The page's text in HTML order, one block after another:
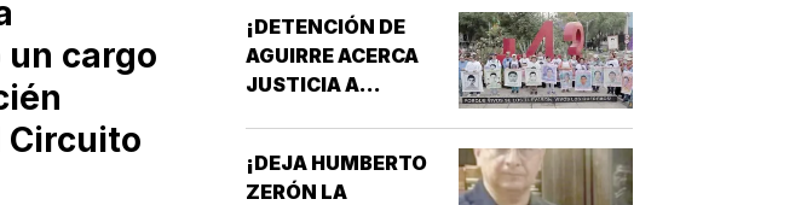
cargo
Circuito
¡DETENCIÓN DE
AGUIRRE ACERCA
JUSTICIA A
¡DEJA HUMBERTO
ZERÓN LA